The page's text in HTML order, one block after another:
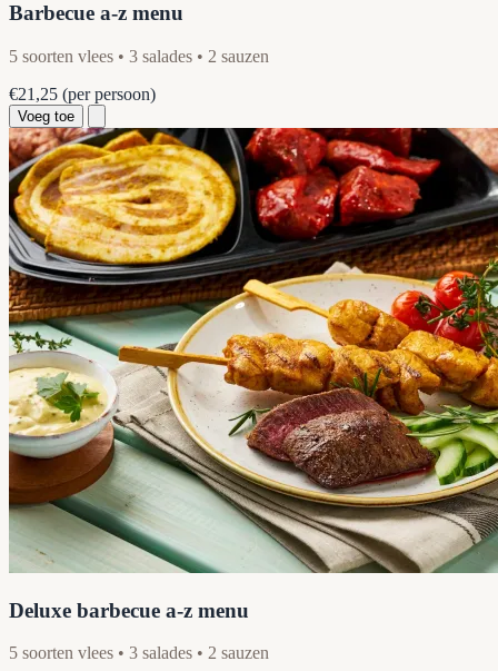
Barbecue a-z menu
5 soorten vlees • 3 salades • 2 sauzen
€21,25 (per persoon)
Voeg toe
Deluxe barbecue a-z menu
5 soorten vlees • 3 salades • 2 sauzen